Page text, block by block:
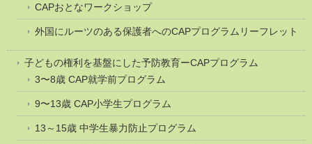
CAPおとなワークショップ
外国にルーツのある保護者へのCAPプログラムリーフレット
子どもの権利を基盤にした予防教育ーCAPプログラム
3〜8歳 CAP就学前プログラム
9〜13歳 CAP小学生プログラム
13～15歳 中学生暴力防止プログラム